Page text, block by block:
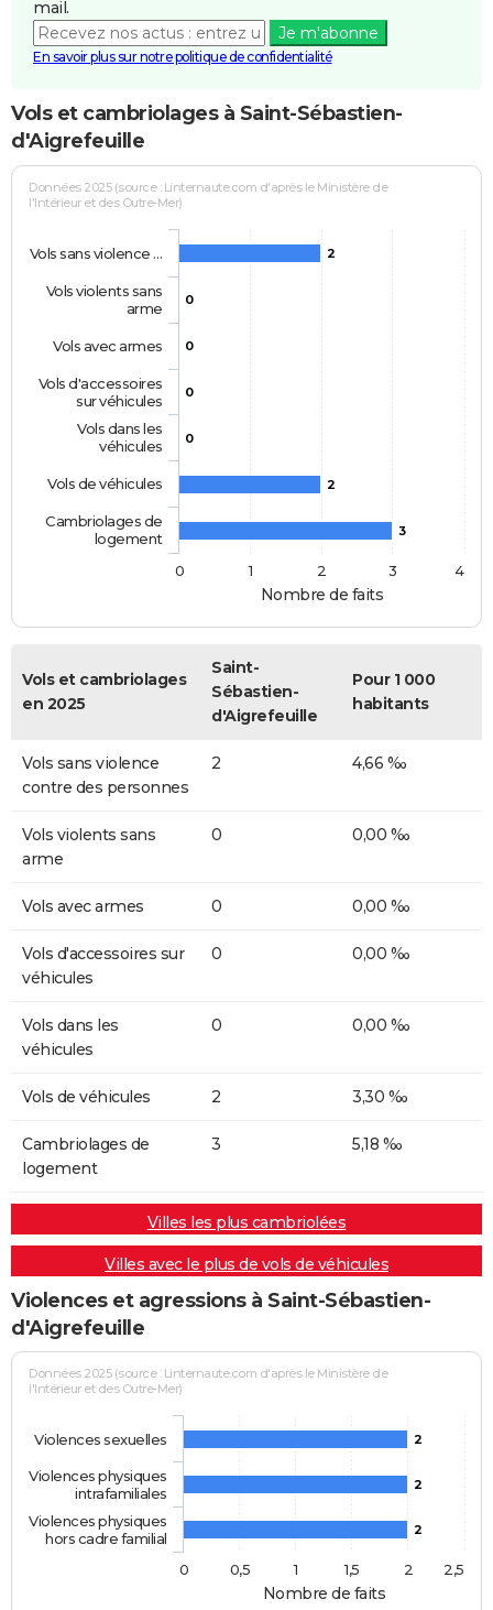
mail.
Je m'abonne
En savoir plus sur notre politique de confidentialité
Vols et cambriolages à Saint-Sébastien-
d'Aigrefeuille
Nombre de faits
Données 2025 (source : Linternaute.com d'après le Ministère de
l'Intérieur et des Outre-Mer)
2
0
0
0
0
2
3
Vols sans violence …
Vols violents sans
arme
Vols avec armes
Vols d'accessoires
sur véhicules
Vols dans les
véhicules
Vols de véhicules
Cambriolages de
logement
0
1 2 3 4
Vols et cambriolages
en 2025
Saint-
Sébastien-
d'Aigrefeuille
Pour 1 000
habitants
Vols sans violence
contre des personnes
2 4,66 ‰
Vols violents sans
arme
0 0,00 ‰
Vols avec armes 0 0,00 ‰
Vols d'accessoires sur
véhicules
0 0,00 ‰
Vols dans les
véhicules
0 0,00 ‰
Vols de véhicules 2 3,30 ‰
Cambriolages de
logement
3 5,18 ‰
Villes les plus cambriolées
Villes avec le plus de vols de véhicules
Violences et agressions à Saint-Sébastien-
d'Aigrefeuille
Nombre de faits
Données 2025 (source : Linternaute.com d'après le Ministère de
l'Intérieur et des Outre-Mer)
2
2
2
Violences sexuelles
Violences physiques
intrafamiliales
Violences physiques
hors cadre familial
0
0,5 1 1,5 2 2,5